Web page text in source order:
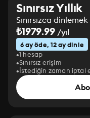
Sınırsız Yıllık
Sınırsızca
₺1979.99/yıl
6 ay öde, 12 ay dinle
1 hesap
Sınırsız erişim
İstediğin zaman iptal